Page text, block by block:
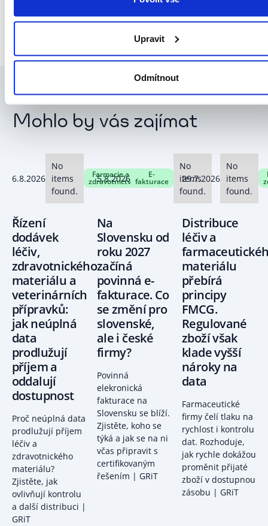
Upravit
Odmítnout
Mohlo by vás zajímat
6.8.2026
No
items
found.
Farmacie a
zdravotnictví
Řízení
dodávek
léčiv,
zdravotnického
materiálu a
veterinárních
přípravků:
jak neúplná
data
prodlužují
příjem a
oddalují
dostupnost
Proč neúplná data
prodlužují příjem
léčiv a
zdravotnického
materiálu?
Zjistěte, jak
ovlivňují kontrolu
a další distribuci |
GRiT
5.8.2026 E-
fakturace
No
items
found.
Na
Slovensku od
roku 2027
začíná
povinná e-
fakturace. Co
se změní pro
slovenské,
ale i české
firmy?
Povinná
elekronická
fakturace na
Slovensku se blíží.
Zjistěte, koho se
týká a jak se na ni
včas připravit s
certifikovaným
řešením | GRiT
29.7.2026
No
items
found.
Distribuce
léčiv a
materiálu
přebírá
principy
FMCG.
Regulované
zboží však
klade vyšší
nároky na
data
Farmaceutické
firmy čelí tlaku na
rychlost i kontrolu
dat. Rozhoduje,
jak rychle dokážou
proměnit přijaté
zboží v dostupnou
zásobu | GRiT